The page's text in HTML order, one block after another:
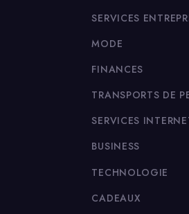
SERVICES
MODE
FINANCES
TRANSPORTS DE
SERVICES
BUSINESS
TECHNOLOGIE
CADEAUX